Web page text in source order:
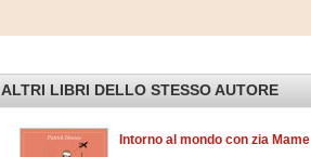
ALTRI LIBRI DELLO STESSO AUTORE
Intorno al mondo con zia Mame